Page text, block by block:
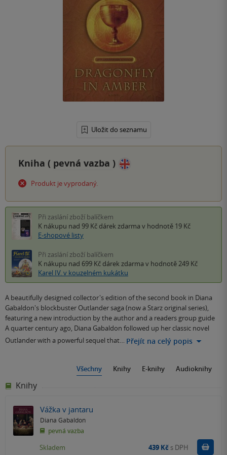
Uložit do seznamu
Kniha ( pevná vazba )
Produkt je vyprodaný.
Při zaslání zboží balíčkem
K nákupu nad 99 Kč dárek zdarma v hodnotě 19 Kč
E-shopové listy
Při zaslání zboží balíčkem
K nákupu nad 699 Kč dárek zdarma v hodnotě 249 Kč
Karel IV. v kouzelném kukátku
A beautifully designed collector's edition of the second book in Diana
Gabaldon's blockbuster Outlander saga (now a Starz original series),
featuring a new introduction by the author and a readers group guide
A quarter century ago, Diana Gabaldon followed up her classic novel
Outlander with a powerful sequel that… Přejít na celý popis
Všechny Knihy E-knihy Audioknihy
Knihy
Vážka v jantaru
Diana Gabaldon
pevná vazba
Skladem 439 Kč s DPH